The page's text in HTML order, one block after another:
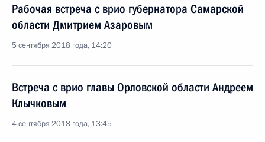
Рабочая встреча с врио губернатора Самарской
области Дмитрием Азаровым
5 сентября 2018 года, 14:20
Встреча с врио главы Орловской области Андреем
Клычковым
4 сентября 2018 года, 13:45